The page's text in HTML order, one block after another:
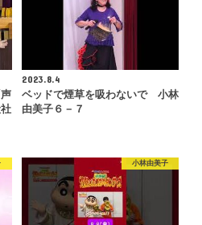
2023.8.4
ベッドで煙草を吸わないで 小林
由美子６－７
小林由美子